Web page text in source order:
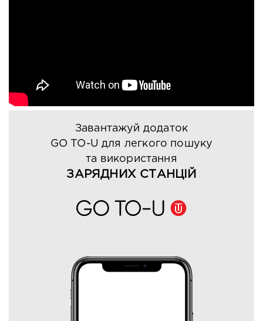
Завантажуй додаток
GO TO-U для легкого пошуку
та використання
ЗАРЯДНИХ СТАНЦІЙ